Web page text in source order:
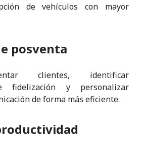
de vehículos con mayor
posventa
clientes, identificar
fidelización y personalizar
de forma más eficiente.